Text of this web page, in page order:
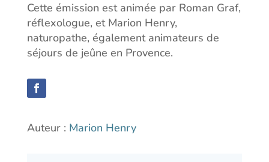
Cette émission est animée par Roman Graf,
réflexologue, et Marion Henry,
naturopathe, également animateurs de
séjours de jeûne en Provence.
Auteur : Marion Henry